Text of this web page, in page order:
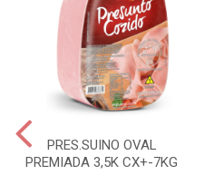
PRES.SUINO OVAL
PREMIADA 3,5K CX+-7KG